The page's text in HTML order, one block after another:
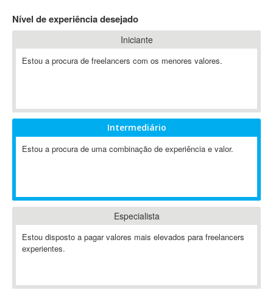
A&P
A-GPS
A2Billing
AAUS Scientific Diver
Abaqus
ABIS
Ableton Push
Abstract
Abstract Window Toolkit (AWT)
Absynth
AC3
Nível de experiência desejado
Iniciante
Estou a procura de freelancers com os menores valores.
Intermediário
Estou a procura de uma combinação de experiência e valor.
Especialista
Estou disposto a pagar valores mais elevados para freelancers
experientes.